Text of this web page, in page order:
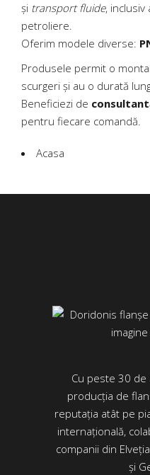
și transport fluide, inclusiv
petroliere.
Oferim modele diverse:
Produsele permit o
scurgeri și au o durată
Beneficiezi de
pentru fiecare comandă.
Acasa
Cu peste 30
producția de
reputația atât pe
internațională,
companii din
și